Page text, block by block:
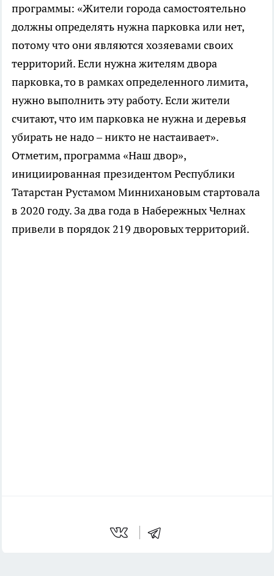
программы: «Жители города самостоятельно
должны определять нужна парковка или нет,
потому что они являются хозяевами своих
территорий. Если нужна жителям двора
парковка, то в рамках определенного лимита,
нужно выполнить эту работу. Если жители
считают, что им парковка не нужна и деревья
убирать не надо – никто не настаивает».
Отметим, программа «Наш двор»,
инициированная президентом Республики
Татарстан Рустамом Миннихановым стартовала
в 2020 году. За два года в Набережных Челнах
привели в порядок 219 дворовых территорий.